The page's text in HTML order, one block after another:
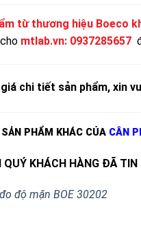
từ thương hiệu Boeco
mtlab.vn: 0937285657
chi tiết sản phẩm, xin
PHẨM KHÁC CỦA CÂN
KHÁCH HÀNG ĐÃ
độ mặn BOE 30202